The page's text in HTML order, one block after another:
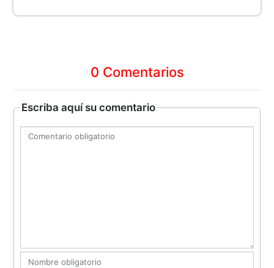
0 Comentarios
Escriba aquí su comentario